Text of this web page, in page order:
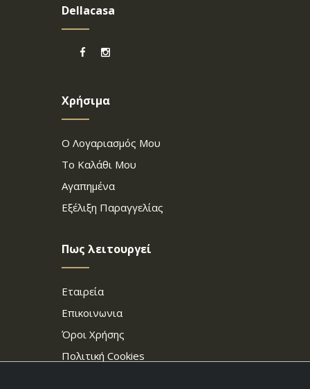
Dellacasa
Χρήσιμα
Ο Λογαριασμός Μου
Το Καλάθι Μου
Αγαπημένα
Εξέλιξη Παραγγελίας
Πως λειτουργεί
Εταιρεία
Επικοινωνια
Όροι Χρήσης
Πολιτική Cookies